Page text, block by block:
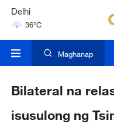
Delhi
36°C
Hyderabad
Maghanap
Bilateral na
isusulong ng